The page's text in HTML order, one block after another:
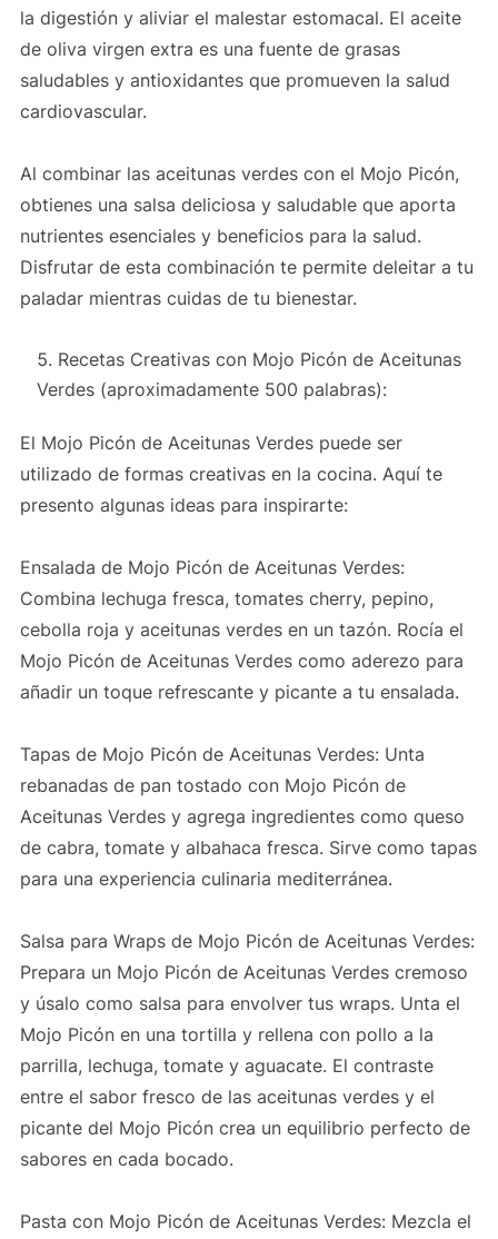
la digestión y aliviar el malestar estomacal. El aceite
de oliva virgen extra es una fuente de grasas
saludables y antioxidantes que promueven la salud
cardiovascular.
Al combinar las aceitunas verdes con el Mojo Picón,
obtienes una salsa deliciosa y saludable que aporta
nutrientes esenciales y beneficios para la salud.
Disfrutar de esta combinación te permite deleitar a tu
paladar mientras cuidas de tu bienestar.
Recetas Creativas con Mojo Picón de Aceitunas
Verdes (aproximadamente 500 palabras):
El Mojo Picón de Aceitunas Verdes puede ser
utilizado de formas creativas en la cocina. Aquí te
presento algunas ideas para inspirarte:
Ensalada de Mojo Picón de Aceitunas Verdes:
Combina lechuga fresca, tomates cherry, pepino,
cebolla roja y aceitunas verdes en un tazón. Rocía el
Mojo Picón de Aceitunas Verdes como aderezo para
añadir un toque refrescante y picante a tu ensalada.
Tapas de Mojo Picón de Aceitunas Verdes: Unta
rebanadas de pan tostado con Mojo Picón de
Aceitunas Verdes y agrega ingredientes como queso
de cabra, tomate y albahaca fresca. Sirve como tapas
para una experiencia culinaria mediterránea.
Salsa para Wraps de Mojo Picón de Aceitunas Verdes:
Prepara un Mojo Picón de Aceitunas Verdes cremoso
y úsalo como salsa para envolver tus wraps. Unta el
Mojo Picón en una tortilla y rellena con pollo a la
parrilla, lechuga, tomate y aguacate. El contraste
entre el sabor fresco de las aceitunas verdes y el
picante del Mojo Picón crea un equilibrio perfecto de
sabores en cada bocado.
Pasta con Mojo Picón de Aceitunas Verdes: Mezcla el